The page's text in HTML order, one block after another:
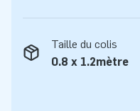
Taille du colis
0.8 x 1.2mètre